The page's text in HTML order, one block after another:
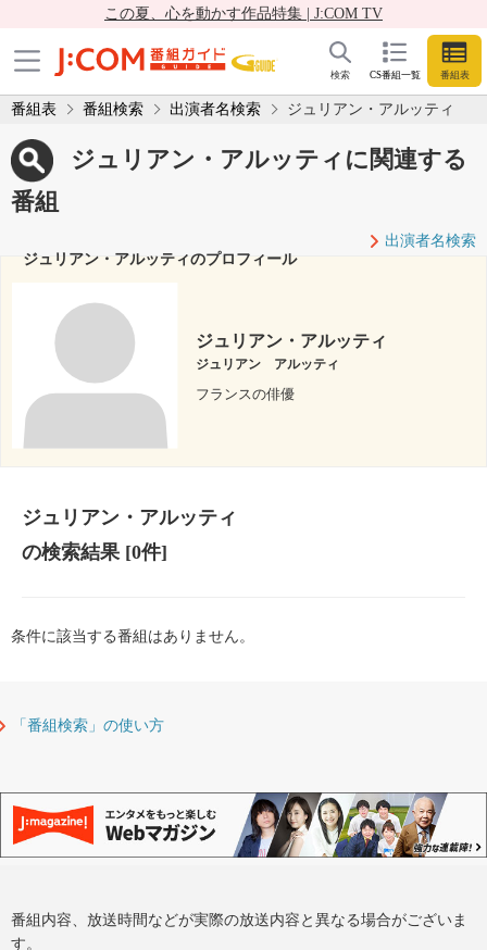
この夏、心を動かす作品特集 | J:COM TV
CS番組一覧 番組表
検索
番組表 番組検索 出演者名検索 ジュリアン・アルッティ
ジュリアン・アルッティに関連する
番組
出演者名検索
ジュリアン・アルッティのプロフィール
ジュリアン・アルッティ
ジュリアン アルッティ
フランスの俳優
ジュリアン・アルッティ
の検索結果[0件]
条件に該当する番組はありません。
「番組検索」の使い方
番組内容、放送時間などが実際の放送内容と異なる場合がございま
す。